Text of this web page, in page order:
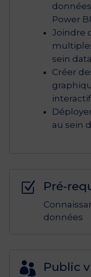
Power
Joindre
sein
Créer
au sein
Z Pré-
données
 Public